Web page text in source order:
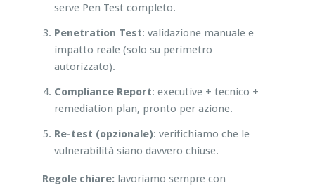
serve Pen Test completo.
Penetration Test: validazione manuale e
impatto reale (solo su perimetro
autorizzato).
Compliance Report: executive + tecnico +
remediation plan, pronto per azione.
Re-test (opzionale): verifichiamo che le
vulnerabilità siano davvero chiuse.
Regole chiare: lavoriamo sempre con